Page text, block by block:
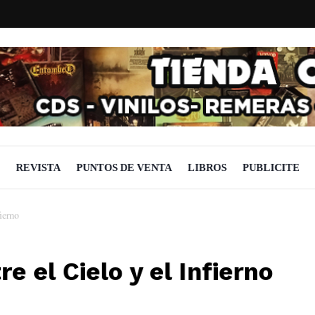
REVISTA PUNTOS DE VENTA LIBROS PUBLICITE
el Cielo y el Infierno